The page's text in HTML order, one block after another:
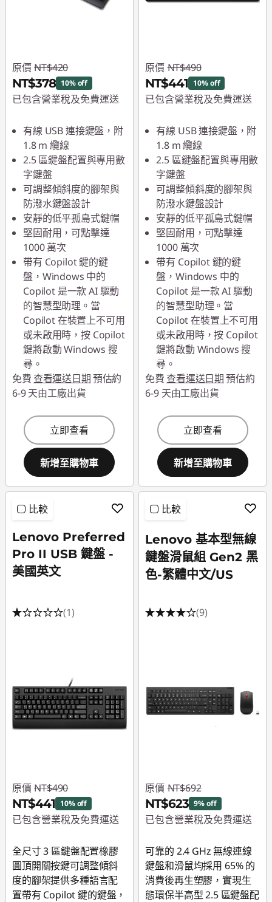
原價 NT$420
NT$378 10% off
已包含營業稅及免費運送
有線 USB 連接鍵盤，附
1.8 m 纜線
2.5 區鍵盤配置與專用數
字鍵盤
可調整傾斜度的腳架與
防潑水鍵盤設計
安靜的低平孤島式鍵帽
堅固耐用，可點擊達
1000 萬次
帶有 Copilot 鍵的鍵
盤，Windows 中的
Copilot 是一款 AI 驅動
的智慧型助理。當
Copilot 在裝置上不可用
或未啟用時，按 Copilot
鍵將啟動 Windows 搜
尋。
免費 查看運送日期預估約
6-9 天由工廠出貨
立即查看
新增至購物車
原價 NT$490
NT$441 10% off
已包含營業稅及免費運送
有線 USB 連接鍵盤，附
1.8 m 纜線
2.5 區鍵盤配置與專用數
字鍵盤
可調整傾斜度的腳架與
防潑水鍵盤設計
安靜的低平孤島式鍵帽
堅固耐用，可點擊達
1000 萬次
帶有 Copilot 鍵的鍵
盤，Windows 中的
Copilot 是一款 AI 驅動
的智慧型助理。當
Copilot 在裝置上不可用
或未啟用時，按 Copilot
鍵將啟動 Windows 搜
尋。
免費 查看運送日期預估約
6-9 天由工廠出貨
立即查看
新增至購物車
比較
Lenovo Preferred
Pro II USB 鍵盤 -
美國英文
(1)
原價 NT$490
NT$441 10% off
已包含營業稅及免費運送
全尺寸 3 區鍵盤配置橡膠
圓頂開關按鍵可調整傾斜
度的腳架提供多種語言配
置帶有 Copilot 鍵的鍵盤，
比較
Lenovo 基本型無線
鍵盤滑鼠組 Gen2 黑
色-繁體中文/US
(9)
原價 NT$692
NT$623 9% off
已包含營業稅及免費運送
可靠的 2.4 GHz 無線連線
鍵盤和滑鼠均採用 65% 的
消費後再生塑膠，實現生
態環保半高型 2.5 區鍵盤配